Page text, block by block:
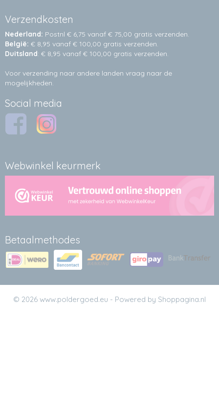
Verzendkosten
Nederland: Postnl € 6,75 vanaf € 75,00 gratis verzenden.
België: € 8,95 vanaf € 100,00 gratis verzenden.
Duitsland: € 8,95 vanaf € 100,00 gratis verzenden.
Voor verzending naar andere landen vraag naar de
mogelijkheden.
Social media
Webwinkel keurmerk
Betaalmethodes
© 2026 www.poldergoed.eu - Powered by Shoppagina.nl